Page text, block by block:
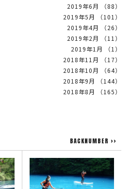
2019年6月 （88）
2019年5月 （101）
2019年4月 （26）
2019年2月 （11）
2019年1月 （1）
2018年11月 （17）
2018年10月 （64）
2018年9月 （144）
2018年8月 （165）
BACKNUMBER >>